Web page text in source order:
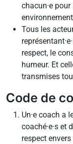
chacun·e
Tous les
respect, le
humeur. Et
transmises
Code de
Un·e coach a
coaché·e·s
respect